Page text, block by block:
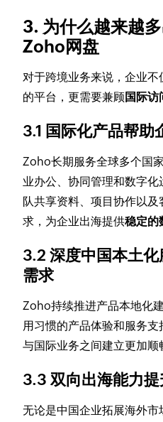
3. 为什么越来越
Zoho网盘
对于跨境业务来说，企业
的平台，更需要兼顾国际访
3.1 国际化产品帮助
Zoho长期服务全球多个国
业办公、协同管理和数字
队共享资料、项目协作以
求，为企业出海提供稳定的
3.2 深度中国本土
需求
Zoho持续推进产品本地化
用习惯的产品体验和服务
与国际业务之间建立更加顺
3.3 双向出海能力
无论是中国企业拓展海外